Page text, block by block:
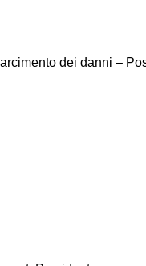
dei danni –